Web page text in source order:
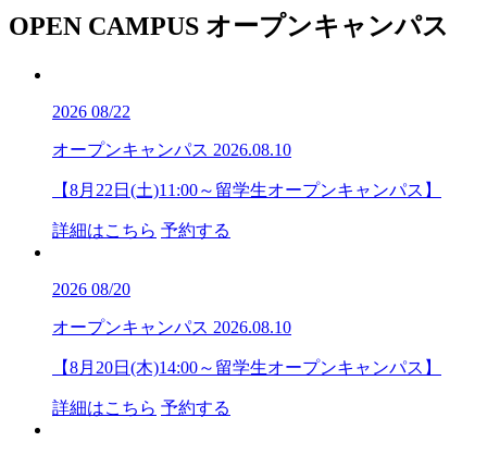
OPEN CAMPUS オープンキャンパス
2026 08/22
オープンキャンパス 2026.08.10
【8月22日(土)11:00～留学生オープンキャンパス】
詳細はこちら 予約する
2026 08/20
オープンキャンパス 2026.08.10
【8月20日(木)14:00～留学生オープンキャンパス】
詳細はこちら 予約する